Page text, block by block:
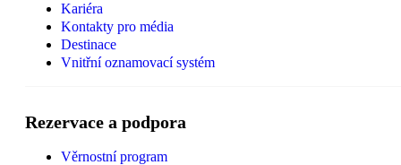
Kariéra
Kontakty pro média
Destinace
Vnitřní oznamovací systém
Rezervace a podpora
Věrnostní program